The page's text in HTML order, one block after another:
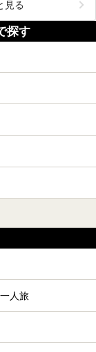
見る
探す
人旅